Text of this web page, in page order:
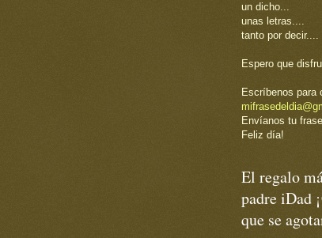
un dicho...
unas letras....
tanto por decir....
Espero que
Escríbenos para
Envíanos tu
Feliz día!
El regalo
padre iDad
que se